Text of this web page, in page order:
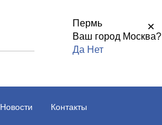
Пермь
✕
Ваш город Москва?
Да Нет
Новости Контакты